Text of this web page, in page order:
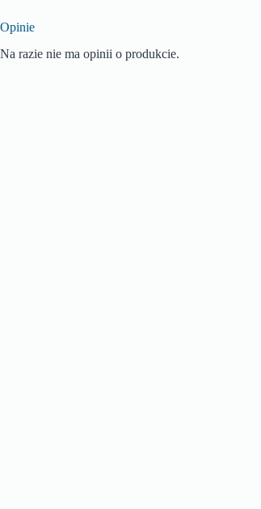
Opinie
Na razie nie ma opinii o produkcie.